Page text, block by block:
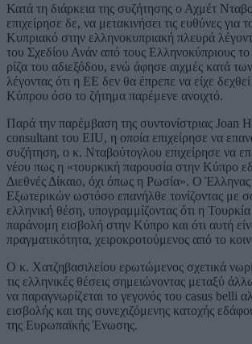
Κατά τη διάρκεια της συζήτησης ο Αχμέτ
επιχείρησε δε, να μετακινήσει τις ευθύνες για
Κυπριακό στην ελληνοκυπριακή πλευρά
του Σχεδίου Ανάν από τους Ελληνοκύπριους το
ρίζα του αδιεξόδου, ενώ άφησε αιχμές κατά
λέγοντας ότι η ΕΕ δεν θα έπρεπε να είχε
Κύπρου όσο το ζήτημα παρέμενε ανοιχτό.
Παρά την παρέμβαση της συντονίστριας Joan
consultant του EIU, η οποία επιχείρησε να
συζήτηση, ο κ. Νταβούτογλου επιχείρησε να
νέου πως η «τουρκική παρουσία στην Κύπρο
Διεθνές Δίκαιο, όχι όπως η Ρωσία». Ο
Εξωτερικών ωστόσο επανήλθε τονίζοντας με
ελληνική θέση, υπογραμμίζοντας ότι η
παράνομη εισβολή στην Κύπρο και ότι αυτή
πραγματικότητα, χειροκροτούμενος από το
Ο κ. Χατζηβασιλείου ερωτώμενος σχετικά
τις ελληνικές θέσεις σημειώνοντας μεταξύ
να παραγνωρίζεται το γεγονός του casus belli
εισβολής και της συνεχιζόμενης κατοχής
της Ευρωπαϊκής Ένωσης.